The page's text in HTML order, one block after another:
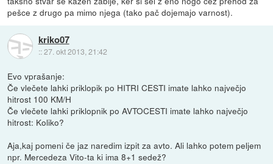
pešce z drugo pa mimo njega (tako pač dojemajo varnost).
kriko07
::27. okt 2013, 21:42
Evo vprašanje:
Če vlečete lahki priklopik po HITRI CESTI imate lahko največjo
hitrost 100 KM/H
Če vlečete lahki priklopnik po AVTOCESTI imate lahko največjo
hitrost: Koliko?
Aja,kaj pomeni če jaz naredim izpit za avto. Ali lahko potem peljem
npr. Mercedeza Vito-ta ki ima 8+1 sedež?